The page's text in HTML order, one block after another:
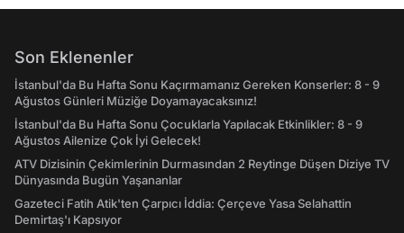
Son Eklenenler
İstanbul'da Bu Hafta Sonu Kaçırmamanız Gereken Konserler: 8 - 9
Ağustos Günleri Müziğe Doyamayacaksınız!
İstanbul'da Bu Hafta Sonu Çocuklarla Yapılacak Etkinlikler: 8 - 9
Ağustos Ailenize Çok İyi Gelecek!
ATV Dizisinin Çekimlerinin Durmasından 2 Reytinge Düşen Diziye TV
Dünyasında Bugün Yaşananlar
Gazeteci Fatih Atik'ten Çarpıcı İddia: Çerçeve Yasa Selahattin
Demirtaş'ı Kapsıyor